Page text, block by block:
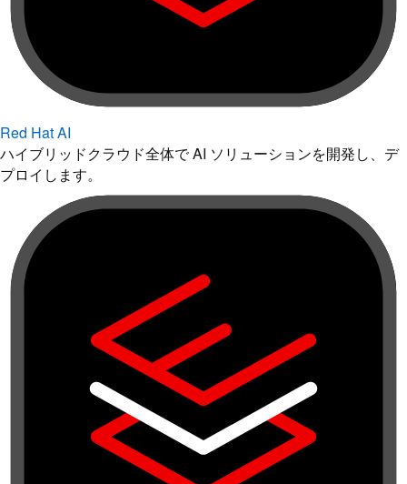
Red Hat AI
ハイブリッドクラウド全体で AI ソリューションを開発し、デ
プロイします。